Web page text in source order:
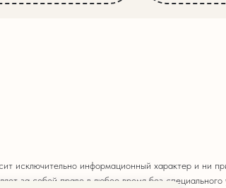
информационный характер и ни
за собой право в любое время без специального